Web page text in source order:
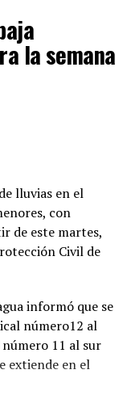
en el mercado
detenido,
la investigación
el peritaje
videos de las
y viviendas
Testigos
la semana
lluvias en el
con
de este martes,
Civil de
informó que se
número12 al
11 al sur
extiende en el